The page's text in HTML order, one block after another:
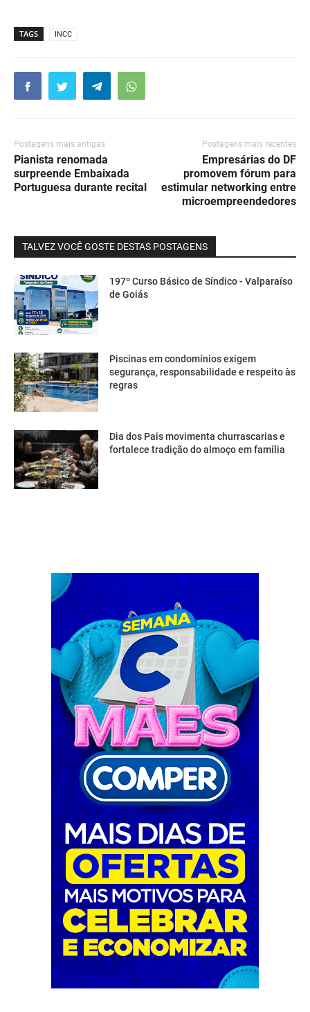
TAGS INCC
Postagens mais antigas
Pianista renomada
surpreende Embaixada
Portuguesa durante recital
Postagens mais recentes
Empresárias do DF
promovem fórum para
estimular networking entre
microempreendedores
TALVEZ VOCÊ GOSTE DESTAS POSTAGENS
197º Curso Básico de Síndico - Valparaíso
de Goiás
Piscinas em condomínios exigem
segurança, responsabilidade e respeito às
regras
Dia dos Pais movimenta churrascarias e
fortalece tradição do almoço em família